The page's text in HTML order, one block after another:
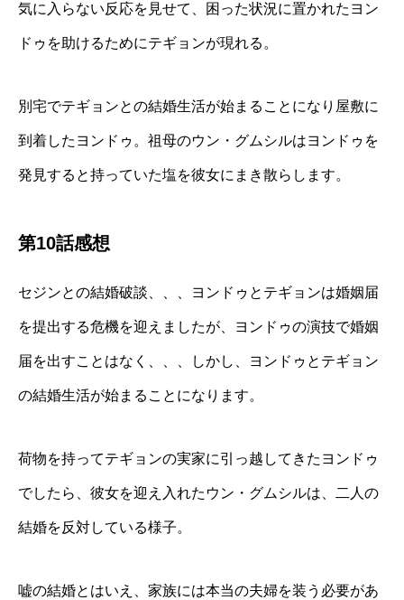
気に入らない反応を見せて、困った状況に置かれたヨン
ドゥを助けるためにテギョンが現れる。
別宅でテギョンとの結婚生活が始まることになり屋敷に
到着したヨンドゥ。祖母のウン・グムシルはヨンドゥを
発見すると持っていた塩を彼女にまき散らします。
第10話感想
セジンとの結婚破談、、、ヨンドゥとテギョンは婚姻届
を提出する危機を迎えましたが、ヨンドゥの演技で婚姻
届を出すことはなく、、、しかし、ヨンドゥとテギョン
の結婚生活が始まることになります。
荷物を持ってテギョンの実家に引っ越してきたヨンドゥ
でしたら、彼女を迎え入れたウン・グムシルは、二人の
結婚を反対している様子。
嘘の結婚とはいえ、家族には本当の夫婦を装う必要があ